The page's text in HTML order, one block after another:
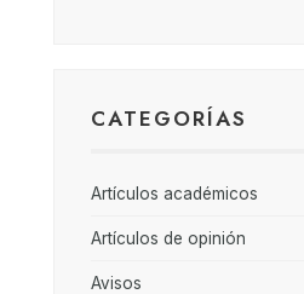
CATEGORÍAS
Artículos académicos
Artículos de opinión
Avisos